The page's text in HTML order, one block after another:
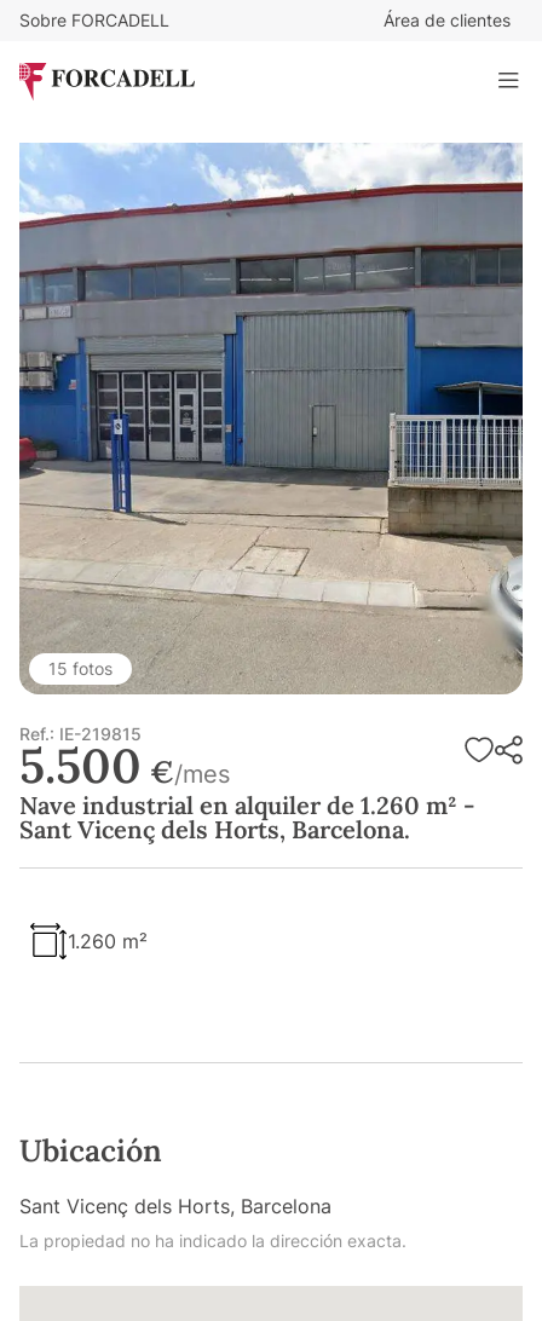
Sobre FORCADELL Área de clientes
Nave industrial en alquiler de 1.260 m² - Sant Vicenç dels
Horts, Barcelona.
15 fotos
Ref.: IE-219815
5.500 €/mes
Nave industrial en alquiler de 1.260 m² -
Sant Vicenç dels Horts, Barcelona.
1.260 m²
Ubicación
Sant Vicenç dels Horts, Barcelona
La propiedad no ha indicado la dirección exacta.